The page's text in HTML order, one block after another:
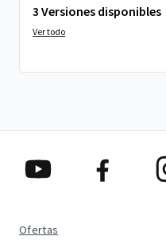
3 Versiones disponibles
Ver todo
Ofertas